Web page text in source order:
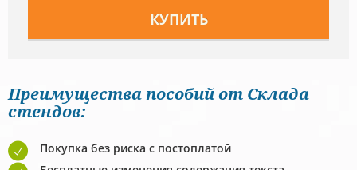
Преимущества пособий от Склада
стендов:
Покупка без риска с постоплатой